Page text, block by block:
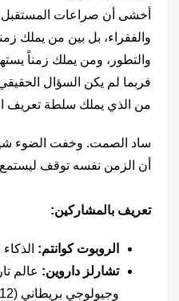
أخشى أن صراعات المستقبل
والفقراء، بل بين من يملك
والتطور، ومن يملك زمناً
فربما لم يكن السؤال
من الذي يملك سلطة تعريف
ساد الصمت. وخفت الضوء
أن الزمن نفسه توقف
تعريف بالمشاركين:
الروبوت كوانتم:
تشارلز داروين: عالم